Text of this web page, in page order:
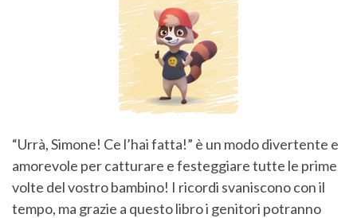
“Urrà, Simone! Ce l’hai fatta!” è un modo divertente e
amorevole per catturare e festeggiare tutte le prime
volte del vostro bambino! I ricordi svaniscono con il
tempo, ma grazie a questo libro i genitori potranno